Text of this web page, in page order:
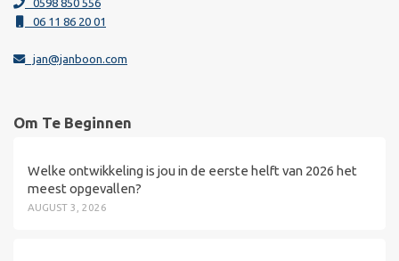
0598 850 556
06 11 86 20 01
jan@janboon.com
Om Te Beginnen
Welke ontwikkeling is jou in de eerste helft van 2026 het
meest opgevallen?
AUGUST 3, 2026